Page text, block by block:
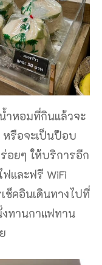
ำหอมที่กินแล้วจะ
รือจะเป็นป๊อบ
อยๆ ให้บริการอีก
และฟรี WiFi
ช็คอินเดินทางไปที่
ทานกาแฟทาน